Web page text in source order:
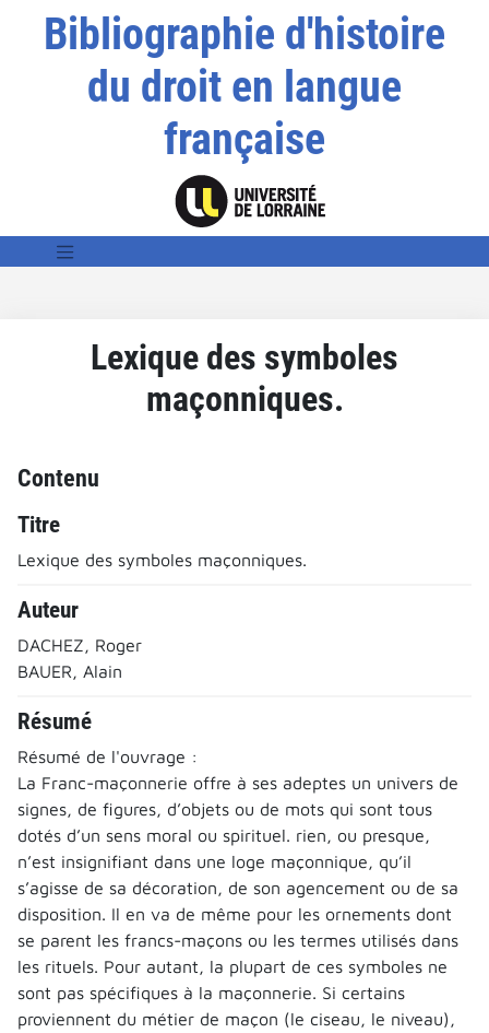
Bibliographie d'histoire
du droit en langue
française
Lexique des symboles
maçonniques.
Contenu
Titre
Lexique des symboles maçonniques.
Auteur
DACHEZ, Roger
BAUER, Alain
Résumé
Résumé de l'ouvrage :
La Franc-maçonnerie offre à ses adeptes un univers de
signes, de figures, d’objets ou de mots qui sont tous
dotés d’un sens moral ou spirituel. rien, ou presque,
n’est insignifiant dans une loge maçonnique, qu’il
s’agisse de sa décoration, de son agencement ou de sa
disposition. Il en va de même pour les ornements dont
se parent les francs-maçons ou les termes utilisés dans
les rituels. Pour autant, la plupart de ces symboles ne
sont pas spécifiques à la maçonnerie. Si certains
proviennent du métier de maçon (le ciseau, le niveau),